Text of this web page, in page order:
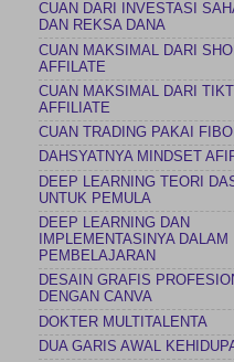
CUAN DARI INVESTASI
DAN REKSA DANA
CUAN MAKSIMAL DARI
AFFILATE
CUAN MAKSIMAL DARI
AFFILIATE
CUAN TRADING PAKAI
DAHSYATNYA MINDSET
DEEP LEARNING TEORI
UNTUK PEMULA
DEEP LEARNING DAN
IMPLEMENTASINYA DALAM
PEMBELAJARAN
DESAIN GRAFIS
DENGAN CANVA
DOKTER MULTITALENTA
DUA GARIS AWAL